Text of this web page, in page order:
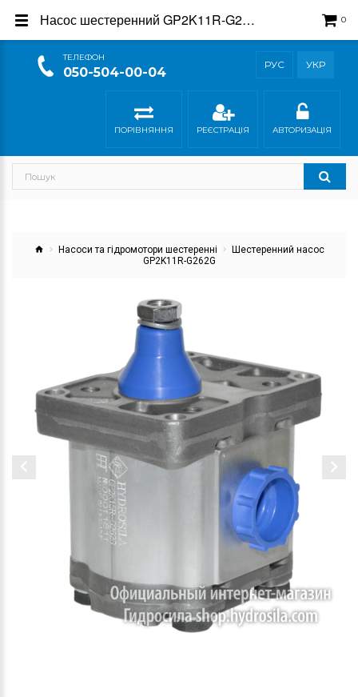
ТEЛЕФОН
050-504-00-04
РУС УКР
0
ПОРІВНЯННЯ РЕЄСТРАЦІЯ АВТОРИЗАЦІЯ
Насоси та гідромотори шестеренні
Шестеренний насос
GP2K11R-G262G
Насос шестеренний GP2K11R-G262G - купити в магазині Гідросила